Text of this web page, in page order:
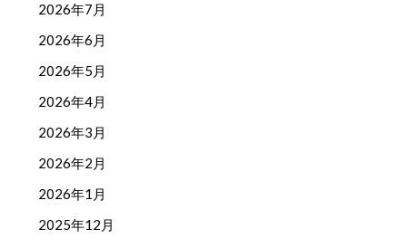
2026年7月
2026年6月
2026年5月
2026年4月
2026年3月
2026年2月
2026年1月
2025年12月